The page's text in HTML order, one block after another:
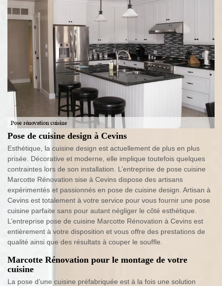
Pose de cuisine design à Cevins
Esthétique, la cuisine design est actuellement de plus en plus
prisée. Décorative et moderne, elle implique toutefois quelques
contraintes lors de son installation. L’entreprise de pose cuisine
Marcotte Rénovation sise à Cevins dispose des artisans
expérimentés et passionnés en pose de cuisine design. Artisan à
Cevins est totalement à votre service pour vous fournir une pose
cuisine parfaite sans pour autant négliger le côté esthétique.
L’entreprise pose de cuisine Marcotte Rénovation à Cevins est
entièrement à votre disposition et vous offre des prestations de
qualité ainsi que des résultats à couper le souffle.
Marcotte Rénovation pour le montage de votre
cuisine
La pose d’une cuisine préfabriquée est à la fois une solution